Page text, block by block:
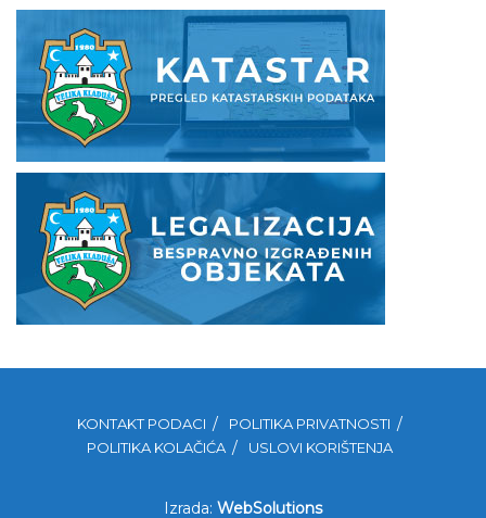
KONTAKT PODACI
POLITIKA PRIVATNOSTI
POLITIKA KOLAČIĆA
USLOVI KORIŠTENJA
Izrada: WebSolutions